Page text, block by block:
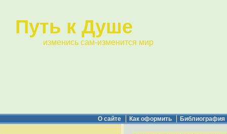
Путь к Душе
изменись сам-изменится мир
О сайте Как оформить Библиография